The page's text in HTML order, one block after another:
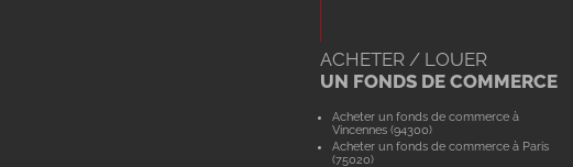
ACHETER / LOUER
UN FONDS DE COMMERCE
Acheter un fonds de commerce à
Vincennes (94300)
Acheter un fonds de commerce à Paris
(75020)